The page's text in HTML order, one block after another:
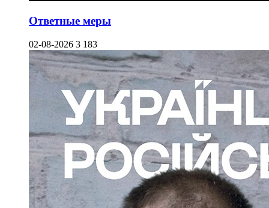
Ответные меры
02-08-2026 3 183